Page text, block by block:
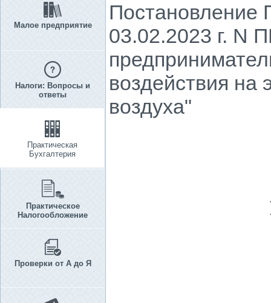
Малое предприятие
Налоги: Вопросы и
ответы
Практическая
Бухгалтерия
Практическое
Налогообложение
Проверки от А до Я
Постановление
03.02.2023 г. N
воздействия на
воздуха"